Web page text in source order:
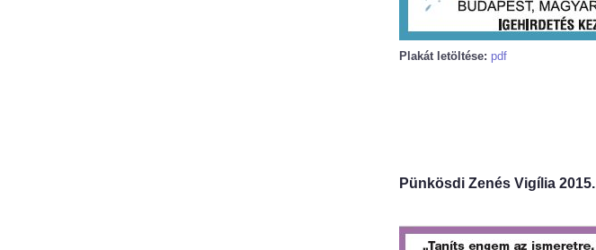
Plakát letöltése: pdf
Pünkösdi Zenés Vigília 2015.